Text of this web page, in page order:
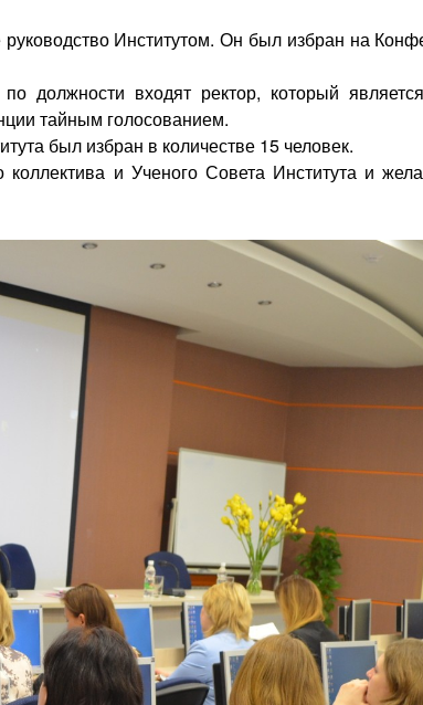
Институтом. Он был избран на
должности входят ректор, который
тайным голосованием.
был избран в количестве 15 человек.
и Ученого Совета Института и